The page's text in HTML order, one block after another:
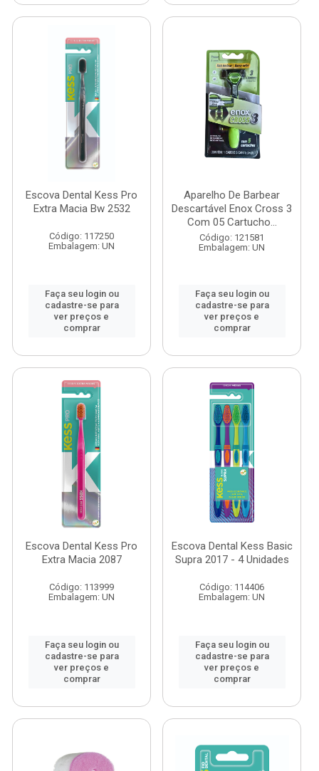
Escova Dental Kess Pro
Extra Macia Bw 2532
Código: 117250
Embalagem: UN
Faça seu login ou
cadastre-se para
ver preços e
comprar
Aparelho De Barbear
Descartável Enox Cross 3
Com 05 Cartucho...
Código: 121581
Embalagem: UN
Faça seu login ou
cadastre-se para
ver preços e
comprar
Escova Dental Kess Pro
Extra Macia 2087
Código: 113999
Embalagem: UN
Faça seu login ou
cadastre-se para
ver preços e
comprar
Escova Dental Kess Basic
Supra 2017 - 4 Unidades
Código: 114406
Embalagem: UN
Faça seu login ou
cadastre-se para
ver preços e
comprar